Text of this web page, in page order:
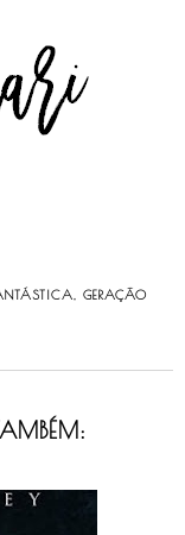
GERAÇÃO